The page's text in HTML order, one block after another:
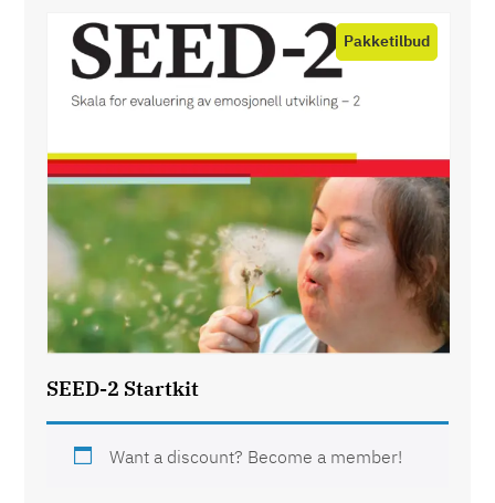
Product
on
SEED-2 Startkit
Want a discount? Become a member!